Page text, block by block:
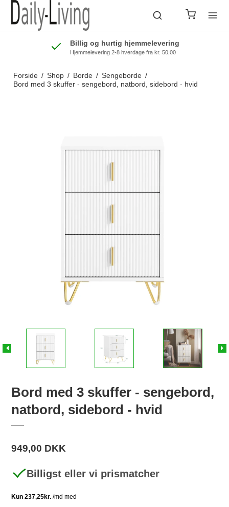
Billig og hurtig hjemmelevering
Hjemmelevering 2-8 hverdage fra kr. 50,00
Forside / Shop / Borde / Sengeborde /
Bord med 3 skuffer - sengebord, natbord, sidebord - hvid
Bord med 3 skuffer - sengebord,
natbord, sidebord - hvid
949,00 DKK
Billigst eller vi prismatcher